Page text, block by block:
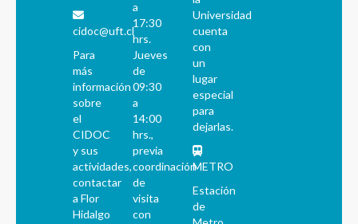
cidoc@uft.cl
Para
más
información
sobre
el
CIDOC
y sus
actividades,
contactar
a Flor
Hidalgo
a
17:30
hrs.
Jueves
de
09:30
a
14:00
hrs.,
previa
coordinación
de
visita
con
Universidad
cuenta
con
un
lugar
especial
para
dejarlas.
METRO
Estación
de